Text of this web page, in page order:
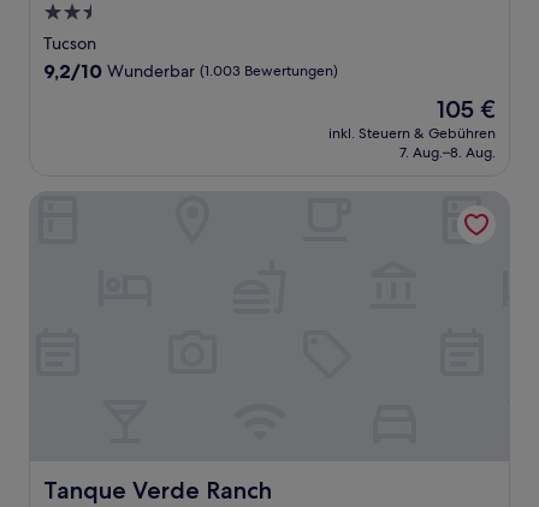
2.5-
Sterne-
Unterkunft
Tucson
9.2
9,2/10 Wunderbar (1.003 Bewertungen)
Der
Preis
beträgt
105 €
inkl. Steuern & Gebühren
7. Aug.–8. Aug.
Tanque Verde Ranch
Tanque Verde Ranch